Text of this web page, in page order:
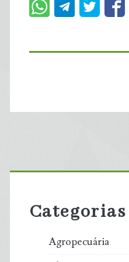
Primary
Sidebar
Categorias
Agropecuária